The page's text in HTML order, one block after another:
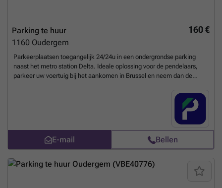
160 €
Parking te huur
1160 Oudergem
Parkeerplaatsen toegangelijk 24/24u in een ondergrondse parking
naast het metro station Delta. Ideale oplossing voor de pendelaars,
parkeer uw voertuig bij het aankomen in Brussel en neem dan de
op de volgende link: ### %20-%20oudergem/boulevard-du-
utm_source=ubiflow&utm_medium=referral&utm_campaign=parking
E-mail Bellen